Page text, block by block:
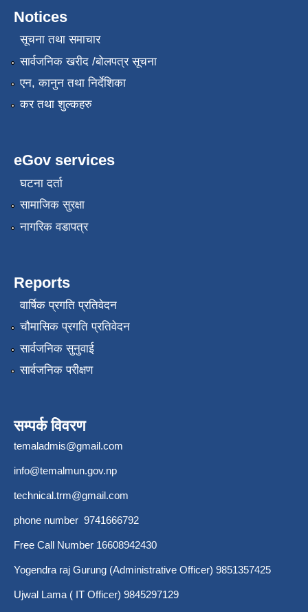
Notices
सूचना तथा समाचार
सार्वजनिक खरीद /बोलपत्र सूचना
एन, कानुन तथा निर्देशिका
कर तथा शुल्कहरु
eGov services
घटना दर्ता
सामाजिक सुरक्षा
नागरिक वडापत्र
Reports
वार्षिक प्रगति प्रतिवेदन
चौमासिक प्रगति प्रतिवेदन
सार्वजनिक सुनुवाई
सार्वजनिक परीक्षण
सम्पर्क विवरण
temaladmis@gmail.com
info@temalmun.gov.np
technical.trm@gmail.com
phone number 9741666792
Free Call Number 16608942430
Yogendra raj Gurung (Administrative Officer) 9851357425
Ujwal Lama ( IT Officer) 9845297129